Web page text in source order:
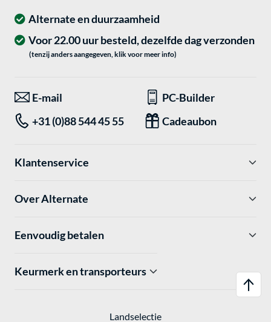
Alternate en duurzaamheid
Voor 22.00 uur besteld, dezelfde dag verzonden
(tenzij anders aangegeven, klik voor meer info)
E-mail
PC-Builder
+31 (0)88 544 45 55
Cadeaubon
Klantenservice
Over Alternate
Eenvoudig betalen
Keurmerk en transporteurs
Landselectie